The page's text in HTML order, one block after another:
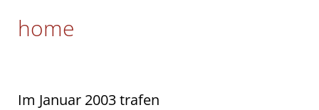
home
Im Januar 2003 trafen